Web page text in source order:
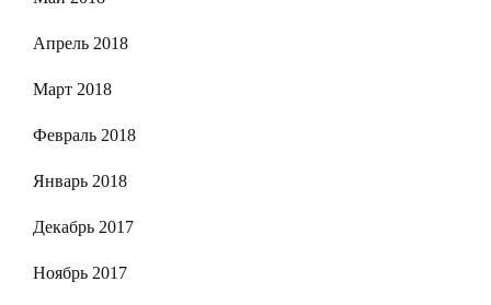
Апрель 2018
Март 2018
Февраль 2018
Январь 2018
Декабрь 2017
Ноябрь 2017